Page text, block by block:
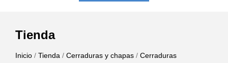
Tienda
Inicio / Tienda / Cerraduras y chapas / Cerraduras